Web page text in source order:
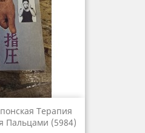
Терапия
Пальцами (5984)